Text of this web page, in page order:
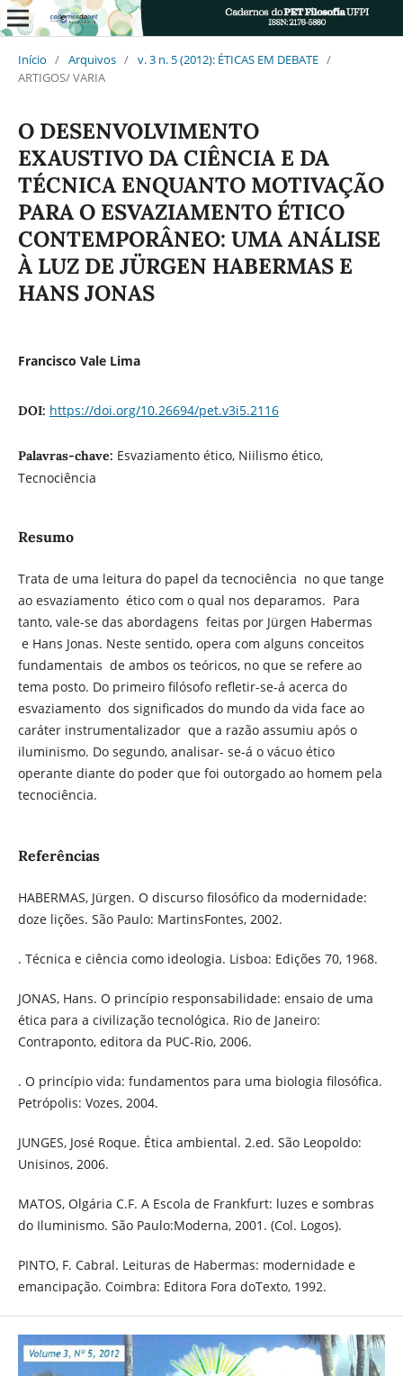
Início / Arquivos / v. 3 n. 5 (2012): ÉTICAS EM DEBATE /
ARTIGOS/ VARIA
O DESENVOLVIMENTO
EXAUSTIVO DA CIÊNCIA E DA
TÉCNICA ENQUANTO MOTIVAÇÃO
PARA O ESVAZIAMENTO ÉTICO
CONTEMPORÂNEO: UMA ANÁLISE
À LUZ DE JÜRGEN HABERMAS E
HANS JONAS
Francisco Vale Lima
DOI: https://doi.org/10.26694/pet.v3i5.2116
Palavras-chave: Esvaziamento ético, Niilismo ético,
Tecnociência
Resumo
Trata de uma leitura do papel da tecnociência no que tange
ao esvaziamento ético com o qual nos deparamos. Para
tanto, vale-se das abordagens feitas por Jürgen Habermas
e Hans Jonas. Neste sentido, opera com alguns conceitos
fundamentais de ambos os teóricos, no que se refere ao
tema posto. Do primeiro filósofo refletir-se-á acerca do
esvaziamento dos significados do mundo da vida face ao
caráter instrumentalizador que a razão assumiu após o
iluminismo. Do segundo, analisar- se-á o vácuo ético
operante diante do poder que foi outorgado ao homem pela
tecnociência.
Referências
HABERMAS, Jürgen. O discurso filosófico da modernidade:
doze lições. São Paulo: MartinsFontes, 2002.
. Técnica e ciência como ideologia. Lisboa: Edições 70, 1968.
JONAS, Hans. O princípio responsabilidade: ensaio de uma
ética para a civilização tecnológica. Rio de Janeiro:
Contraponto, editora da PUC-Rio, 2006.
. O princípio vida: fundamentos para uma biologia filosófica.
Petrópolis: Vozes, 2004.
JUNGES, José Roque. Ética ambiental. 2.ed. São Leopoldo:
Unisinos, 2006.
MATOS, Olgária C.F. A Escola de Frankfurt: luzes e sombras
do Iluminismo. São Paulo:Moderna, 2001. (Col. Logos).
PINTO, F. Cabral. Leituras de Habermas: modernidade e
emancipação. Coimbra: Editora Fora doTexto, 1992.